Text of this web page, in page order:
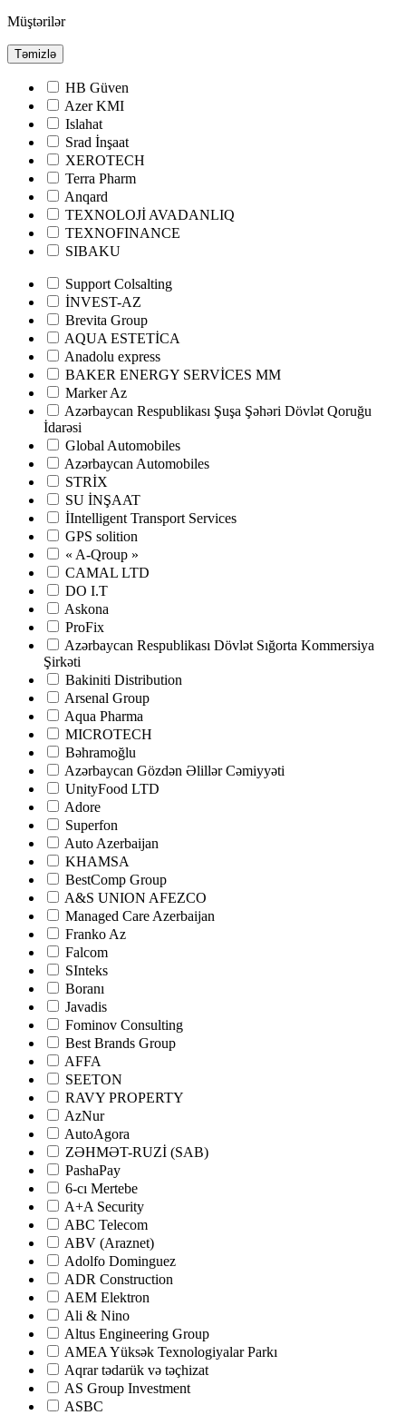
Müştərilər
Təmizlə
HB Güven
Azer KMI
Islahat
Srad İnşaat
XEROTECH
Terra Pharm
Anqard
TEXNOLOJİ AVADANLIQ
TEXNOFINANCE
SIBAKU
Support Colsalting
İNVEST-AZ
Brevita Group
AQUA ESTETİCA
Anadolu express
BAKER ENERGY SERVİCES MM
Marker Az
Azərbaycan Respublikası Şuşa Şəhəri Dövlət Qoruğu
İdarəsi
Global Automobiles
Azərbaycan Automobiles
STRİX
SU İNŞAAT
İIntelligent Transport Services
GPS solition
« A-Qroup »
CAMAL LTD
DO I.T
Askona
ProFix
Azərbaycan Respublikası Dövlət Sığorta Kommersiya
Şirkəti
Bakiniti Distribution
Arsenal Group
Aqua Pharma
MICROTECH
Bəhramoğlu
Azərbaycan Gözdən Əlillər Cəmiyyəti
UnityFood LTD
Adore
Superfon
Auto Azerbaijan
KHAMSA
BestComp Group
A&S UNION AFEZCO
Managed Care Azerbaijan
Franko Az
Falcom
SInteks
Boranı
Javadis
Fominov Consulting
Best Brands Group
AFFA
SEETON
RAVY PROPERTY
AzNur
AutoAgora
ZƏHMƏT-RUZİ (SAB)
PashaPay
6-cı Mertebe
A+A Security
ABC Telecom
ABV (Araznet)
Adolfo Dominguez
ADR Construction
AEM Elektron
Ali & Nino
Altus Engineering Group
AMEA Yüksək Texnologiyalar Parkı
Aqrar tədarük və təçhizat
AS Group Investment
ASBC